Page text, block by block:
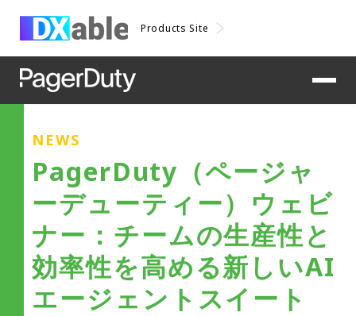
Products Site
NEWS
PagerDuty（ページャ
ーデューティー）ウェビ
ナー：チームの生産性と
効率性を高める新しいAI
エージェントスイート